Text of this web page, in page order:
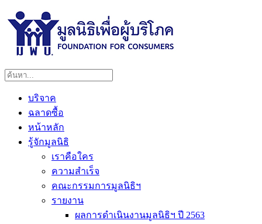
บริจาค
ฉลาดซื้อ
หน้าหลัก
รู้จักมูลนิธิ
เราคือใคร
ความสำเร็จ
คณะกรรมการมูลนิธิฯ
รายงาน
ผลการดำเนินงานมูลนิธิฯ ปี 2563